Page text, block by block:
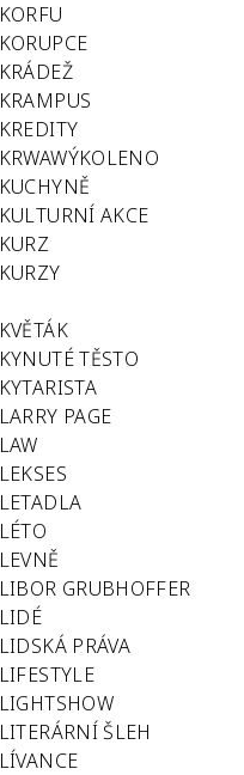
KORFU
KORUPCE
KRÁDEŽ
KRAMPUS
KREDITY
KRWAWÝKOLENO
KUCHYNĚ
KULTURNÍ AKCE
KURZ
KURZY
KVĚTÁK
KYNUTÉ TĚSTO
KYTARISTA
LARRY PAGE
LAW
LEKSES
LETADLA
LÉTO
LEVNĚ
LIBOR GRUBHOFFER
LIDÉ
LIDSKÁ PRÁVA
LIFESTYLE
LIGHTSHOW
LITERÁRNÍ ŠLEH
LÍVANCE